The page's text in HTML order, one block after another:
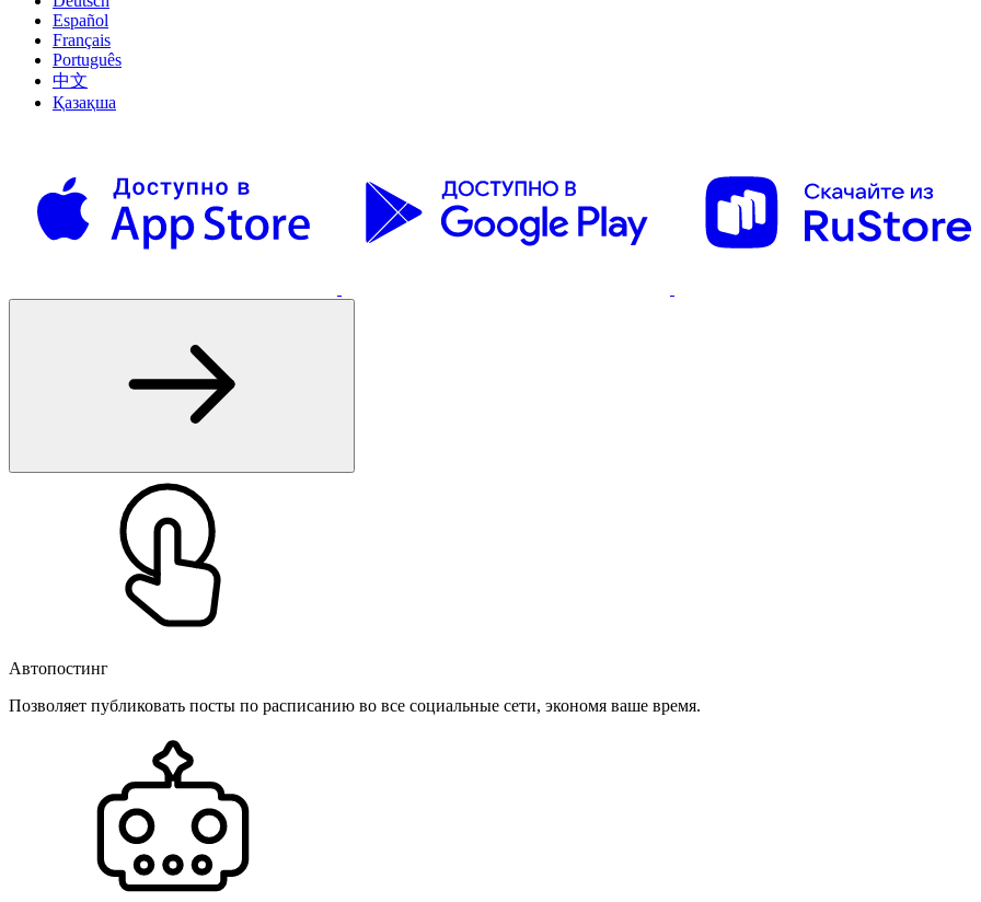
Español
Français
Português
中文
Қазақша
Автопостинг
Позволяет публиковать посты по расписанию во все социальные сети, экономя ваше время.